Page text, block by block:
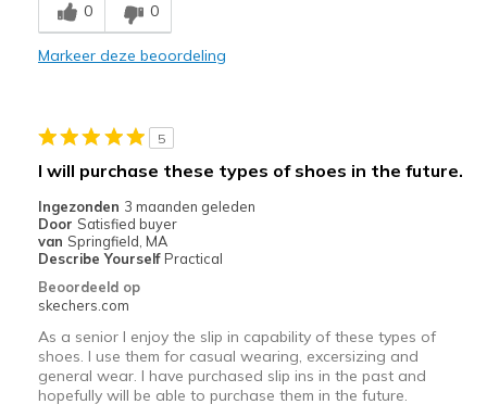
Stylish
Poor Cushioning
Beste toepassingen
Casual Wear
Travel
Width
Feels true to width
Sizing
Feels true to size
0 0
Markeer deze beoordeling
5
I will purchase these types of shoes in the future.
Ingezonden 3 maanden geleden
Door Satisfied buyer
van Springfield, MA
Describe Yourself Practical
Beoordeeld op
skechers.com
As a senior I enjoy the slip in capability of these types of
shoes. I use them for casual wearing, excersizing and
general wear. I have purchased slip ins in the past and
hopefully will be able to purchase them in the future.